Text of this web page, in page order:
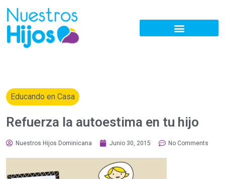
Educando en Casa
Refuerza la autoestima en tu hijo
Nuestros Hijos Dominicana Junio 30, 2015 No Comments